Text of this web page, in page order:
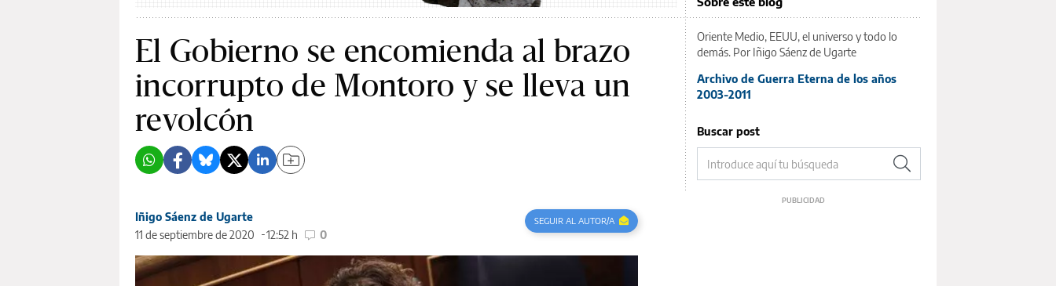
El Gobierno se encomienda al brazo
incorrupto de Montoro y se lleva un
revolcón
Iñigo Sáenz de Ugarte
11 de septiembre de 2020
12:52 h 0
SEGUIR AL AUTOR/A
Oriente Medio, EEUU, el universo y todo lo
demás. Por Iñigo Sáenz de Ugarte
Archivo de Guerra Eterna de los años
2003-2011
Buscar post